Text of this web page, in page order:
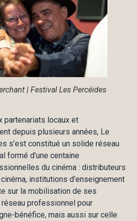
| Festival Les Percéides
partenariats locaux et
depuis plusieurs années, Le
s’est constitué un solide réseau
formé d’une centaine
du cinéma : distributeurs
institutions d’enseignement
sur la mobilisation de ses
professionnel pour
bénéfice, mais aussi sur celle